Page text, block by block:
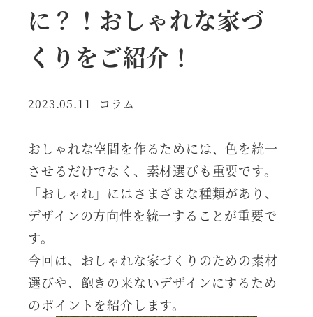
に？！おしゃれな家づ
くりをご紹介！
投稿日
2023.05.11 カテゴリー
コラム
おしゃれな空間を作るためには、色を統一
させるだけでなく、素材選びも重要です。
「おしゃれ」にはさまざまな種類があり、
デザインの方向性を統一することが重要で
す。
今回は、おしゃれな家づくりのための素材
選びや、飽きの来ないデザインにするため
のポイントを紹介します。